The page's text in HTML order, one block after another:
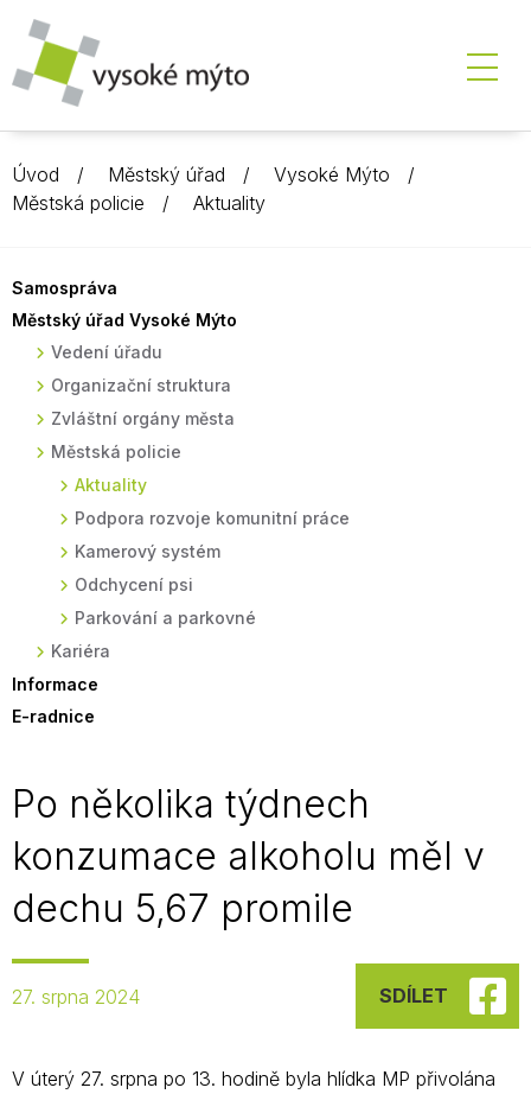
Úvod Městský úřad
Vysoké Mýto
Městská policie
Aktuality
Samospráva
Městský úřad Vysoké Mýto
Vedení úřadu
Organizační struktura
Zvláštní orgány města
Městská policie
Aktuality
Podpora rozvoje komunitní práce
Kamerový systém
Odchycení psi
Parkování a parkovné
Kariéra
Informace
E-radnice
Po několika týdnech
konzumace alkoholu měl v
dechu 5,67 promile
27. srpna 2024 SDÍLET
V úterý 27. srpna po 13. hodině byla hlídka MP přivolána